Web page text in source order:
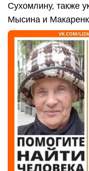
Сухомлину, также
Мысина и